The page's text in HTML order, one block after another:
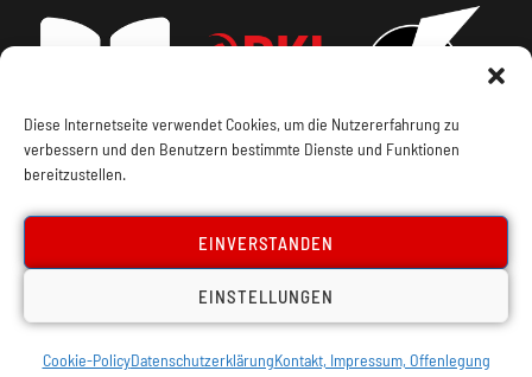
Diese Internetseite verwendet Cookies, um die Nutzererfahrung zu
verbessern und den Benutzern bestimmte Dienste und Funktionen
bereitzustellen.
EINVERSTANDEN
EINSTELLUNGEN
Cookie-PolicyDatenschutzerklärungKontakt, Impressum, Offenlegung
Datenschutz Kontakt